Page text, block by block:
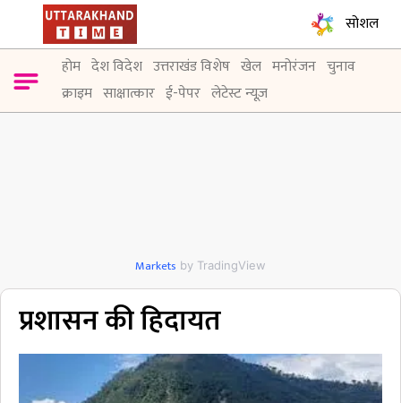
सोशल
होम देश विदेश उत्तराखंड विशेष खेल मनोरंजन चुनाव
क्राइम साक्षात्कार ई-पेपर लेटेस्ट न्यूज़
Markets by TradingView
प्रशासन की हिदायत